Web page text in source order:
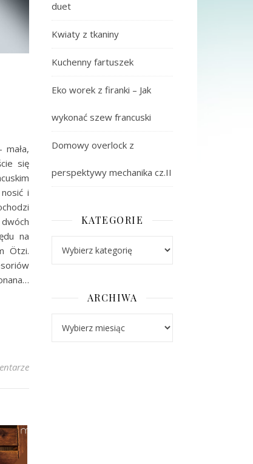
się
i
na
Ötzi.
duet
Kwiaty z tkaniny
Kuchenny fartuszek
Eko worek z firanki – Jak
wykonać szew francuski
Domowy overlock z
perspektywy mechanika cz.II
KATEGORIE
ARCHIWA